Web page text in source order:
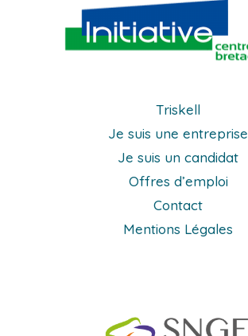
Triskell
Je suis une entreprise
Je suis un candidat
Offres d’emploi
Contact
Mentions Légales